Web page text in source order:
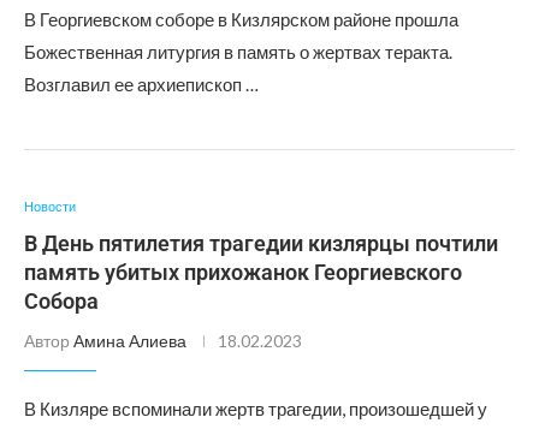
В Георгиевском соборе в Кизлярском районе прошла
Божественная литургия в память о жертвах теракта.
Возглавил ее архиепископ …
Новости
В День пятилетия трагедии кизлярцы почтили
память убитых прихожанок Георгиевского
Собора
Автор Амина Алиева 18.02.2023
В Кизляре вспоминали жертв трагедии, произошедшей у